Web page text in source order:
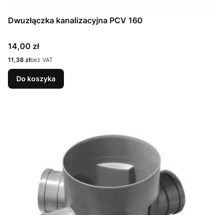
Dwuzłączka kanalizacyjna PCV 160
Cena
14,00 zł
Cena
11,38 złbez VAT
Do koszyka